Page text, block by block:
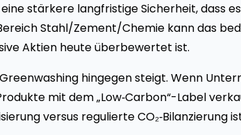
stärkere langfristige Sicherheit, dass
Stahl/Zement/Chemie kann das
Aktien heute überbewertet ist.
Greenwashing hingegen steigt. Wenn
mit dem „Low‑Carbon“-Label
versus regulierte CO₂‑Bilanzierung